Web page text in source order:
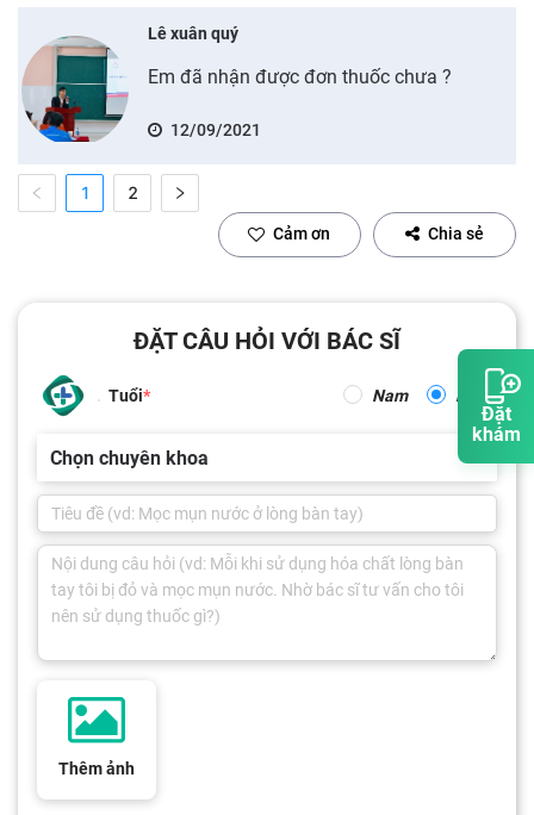
Đặt
khám
Lê xuân quý
Em đã nhận được đơn thuốc chưa ?
12/09/2021
1 2
Cảm ơn Chia sẻ
ĐẶT CÂU HỎI VỚI BÁC SĨ
Tuổi Nam Nữ
Chọn chuyên khoa
Thêm ảnh